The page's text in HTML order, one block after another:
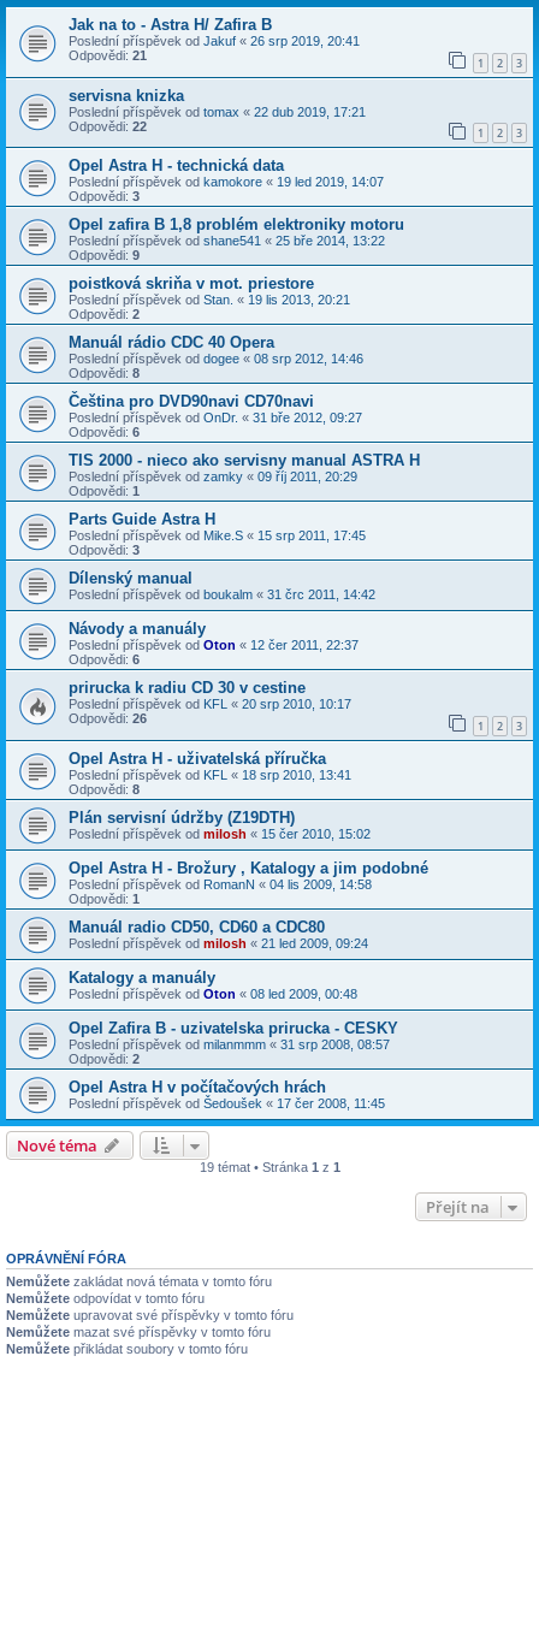
Jak na to - Astra H/ Zafira B
Poslední příspěvek od Jakuf « 26 srp 2019, 20:41
Odpovědi: 21 1 2 3
servisna knizka
Poslední příspěvek od tomax « 22 dub 2019, 17:21
Odpovědi: 22 1 2 3
Opel Astra H - technická data
Poslední příspěvek od kamokore « 19 led 2019, 14:07
Odpovědi: 3
Opel zafira B 1,8 problém elektroniky motoru
Poslední příspěvek od shane541 « 25 bře 2014, 13:22
Odpovědi: 9
poistková skriňa v mot. priestore
Poslední příspěvek od Stan. « 19 lis 2013, 20:21
Odpovědi: 2
Manuál rádio CDC 40 Opera
Poslední příspěvek od dogee « 08 srp 2012, 14:46
Odpovědi: 8
Čeština pro DVD90navi CD70navi
Poslední příspěvek od OnDr. « 31 bře 2012, 09:27
Odpovědi: 6
TIS 2000 - nieco ako servisny manual ASTRA H
Poslední příspěvek od zamky « 09 říj 2011, 20:29
Odpovědi: 1
Parts Guide Astra H
Poslední příspěvek od Mike.S « 15 srp 2011, 17:45
Odpovědi: 3
Dílenský manual
Poslední příspěvek od boukalm « 31 črc 2011, 14:42
Návody a manuály
Poslední příspěvek od Oton « 12 čer 2011, 22:37
Odpovědi: 6
prirucka k radiu CD 30 v cestine
Poslední příspěvek od KFL « 20 srp 2010, 10:17
Odpovědi: 26 1 2 3
Opel Astra H - uživatelská příručka
Poslední příspěvek od KFL « 18 srp 2010, 13:41
Odpovědi: 8
Plán servisní údržby (Z19DTH)
Poslední příspěvek od milosh « 15 čer 2010, 15:02
Opel Astra H - Brožury , Katalogy a jim podobné
Poslední příspěvek od RomanN « 04 lis 2009, 14:58
Odpovědi: 1
Manuál radio CD50, CD60 a CDC80
Poslední příspěvek od milosh « 21 led 2009, 09:24
Katalogy a manuály
Poslední příspěvek od Oton « 08 led 2009, 00:48
Opel Zafira B - uzivatelska prirucka - CESKY
Poslední příspěvek od milanmmm « 31 srp 2008, 08:57
Odpovědi: 2
Opel Astra H v počítačových hrách
Poslední příspěvek od Šedoušek « 17 čer 2008, 11:45
Nové téma
19 témat • Stránka 1 z 1
Přejít na
OPRÁVNĚNÍ FÓRA
Nemůžete zakládat nová témata v tomto fóru
Nemůžete odpovídat v tomto fóru
Nemůžete upravovat své příspěvky v tomto fóru
Nemůžete mazat své příspěvky v tomto fóru
Nemůžete přikládat soubory v tomto fóru